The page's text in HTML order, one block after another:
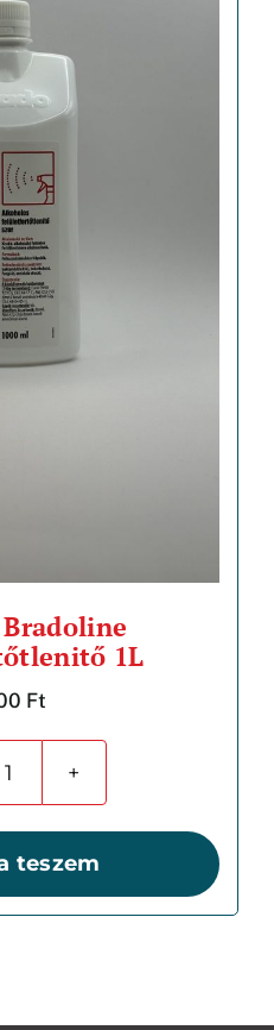
1L
Ft
Bradoline
1L
mennyiség
teszem